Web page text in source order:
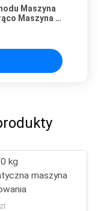
Maszyna
Maszyna do
kg
maszyna